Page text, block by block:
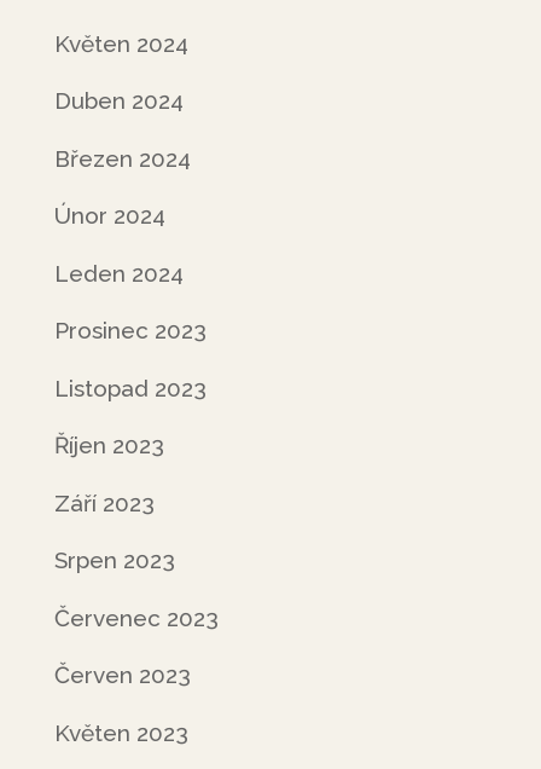
Květen 2024
Duben 2024
Březen 2024
Únor 2024
Leden 2024
Prosinec 2023
Listopad 2023
Říjen 2023
Září 2023
Srpen 2023
Červenec 2023
Červen 2023
Květen 2023